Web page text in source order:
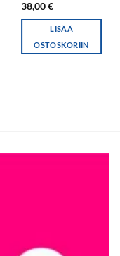
38,00€
LISÄÄ
OSTOSKORIIN